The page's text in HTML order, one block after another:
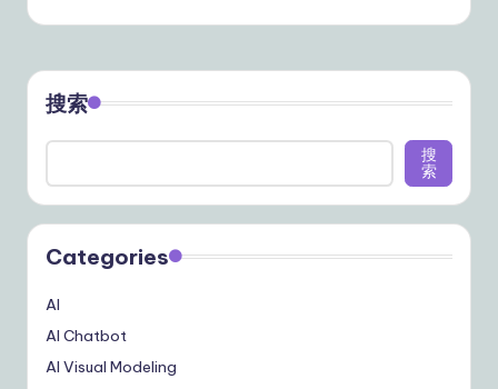
搜索
搜
索
Categories
AI
AI Chatbot
AI Visual Modeling